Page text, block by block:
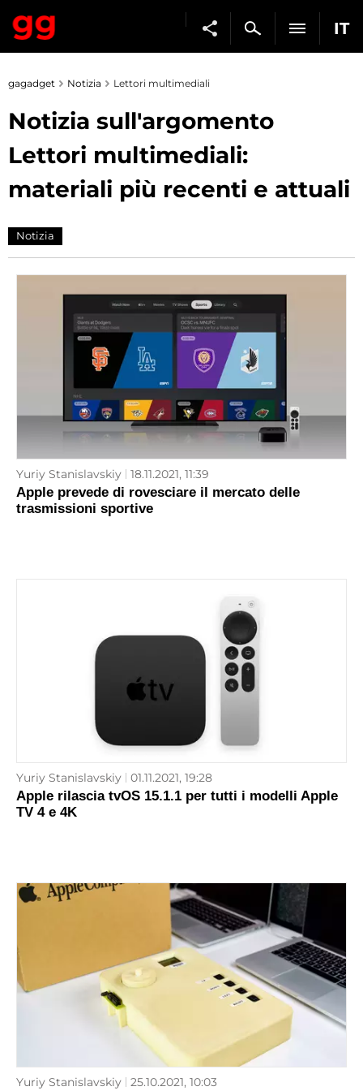
IT
gagadget Notizia Lettori multimediali
Notizia sull'argomento
Lettori multimediali:
materiali più recenti e attuali
Notizia
Yuriy Stanislavskiy 18.11.2021, 11:39
Apple prevede di rovesciare il mercato delle
trasmissioni sportive
Yuriy Stanislavskiy 01.11.2021, 19:28
Apple rilascia tvOS 15.1.1 per tutti i modelli Apple
TV 4 e 4K
Yuriy Stanislavskiy 25.10.2021, 10:03